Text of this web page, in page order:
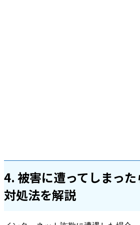
4. 被害に遭ってしまっ
対処法を解説